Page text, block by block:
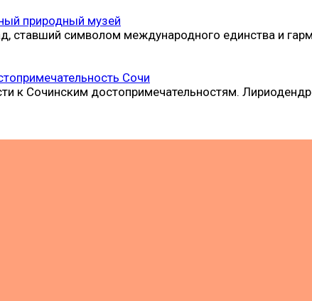
природный музей
ставший символом международного единства и
Сочи
к Сочинским достопримечательностям.